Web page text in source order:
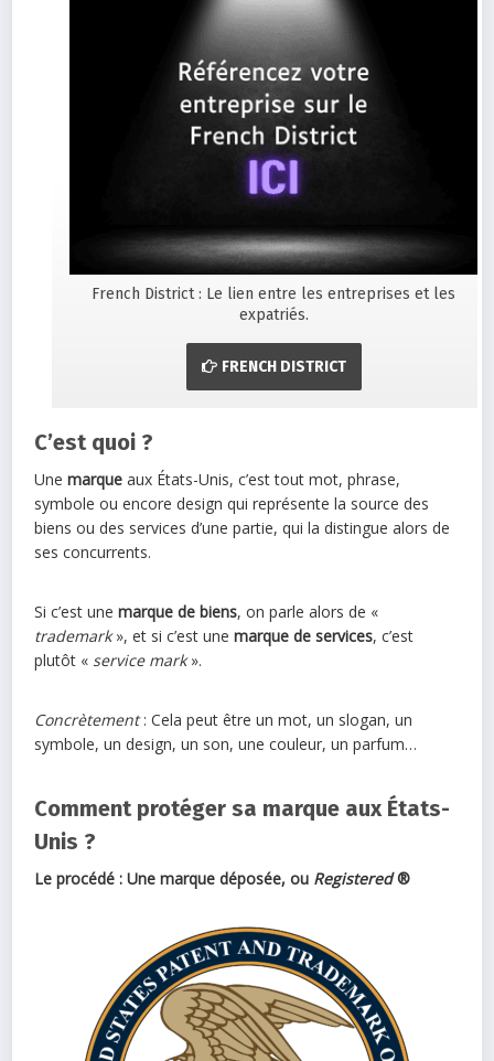
French District : Le lien entre les entreprises et les
expatriés.
FRENCH DISTRICT
C’est quoi ?
Une marque aux États-Unis, c’est tout mot, phrase,
symbole ou encore design qui représente la source des
biens ou des services d’une partie, qui la distingue alors de
ses concurrents.
Si c’est unemarque de biens, on parle alors de «
trademark», et si c’est unemarque de services, c’est
plutôt « service mark».
Concrètement: Cela peut être un mot, un slogan, un
symbole, un design, un son, une couleur, un parfum…
Comment protéger sa marque aux États-
Unis ?
Le procédé : Une marque déposée, ou Registered®